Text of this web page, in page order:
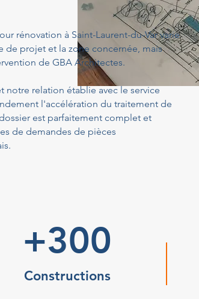
rénovation à Saint-Laurent-du-Var varie
de projet et la zone concernée, mais
de GBA Architectes.
notre relation établie avec le service
l'accélération du traitement de
est parfaitement complet et
de demandes de pièces
+300
Constructions